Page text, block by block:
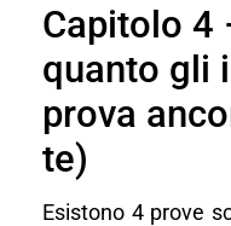
Capitolo 4
quanto gli
prova
te)
Esistono 4 prove